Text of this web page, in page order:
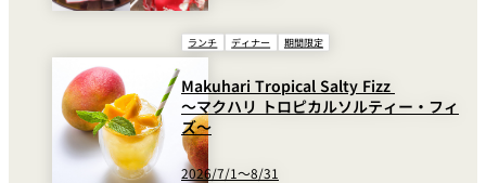
ランチ ディナー 期間限定
Makuhari Tropical Salty Fizz
～マクハリ トロピカルソルティー・フィ
ズ～
2026/7/1～8/31